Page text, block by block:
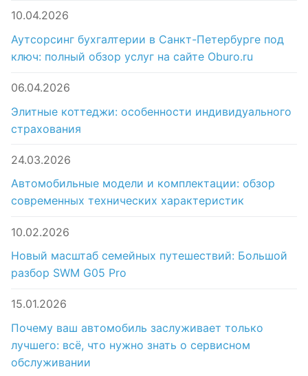
10.04.2026
Аутсорсинг бухгалтерии в Санкт-Петербурге под
ключ: полный обзор услуг на сайте Oburo.ru
06.04.2026
Элитные коттеджи: особенности индивидуального
страхования
24.03.2026
Автомобильные модели и комплектации: обзор
современных технических характеристик
10.02.2026
Новый масштаб семейных путешествий: Большой
разбор SWM G05 Pro
15.01.2026
Почему ваш автомобиль заслуживает только
лучшего: всё, что нужно знать о сервисном
обслуживании